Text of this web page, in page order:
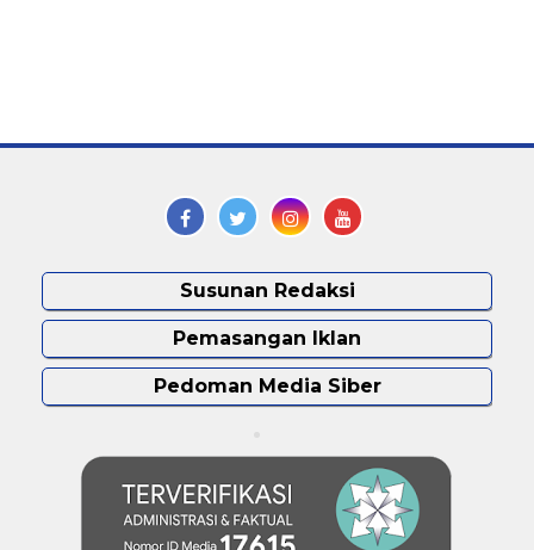
Susunan Redaksi
Pemasangan Iklan
Pedoman Media Siber